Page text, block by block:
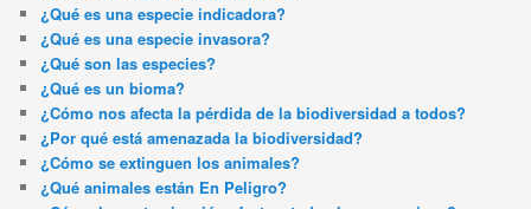
¿Qué es una especie indicadora?
¿Qué es una especie invasora?
¿Qué son las especies?
¿Qué es un bioma?
¿Cómo nos afecta la pérdida de la biodiversidad a todos?
¿Por qué está amenazada la biodiversidad?
¿Cómo se extinguen los animales?
¿Qué animales están En Peligro?